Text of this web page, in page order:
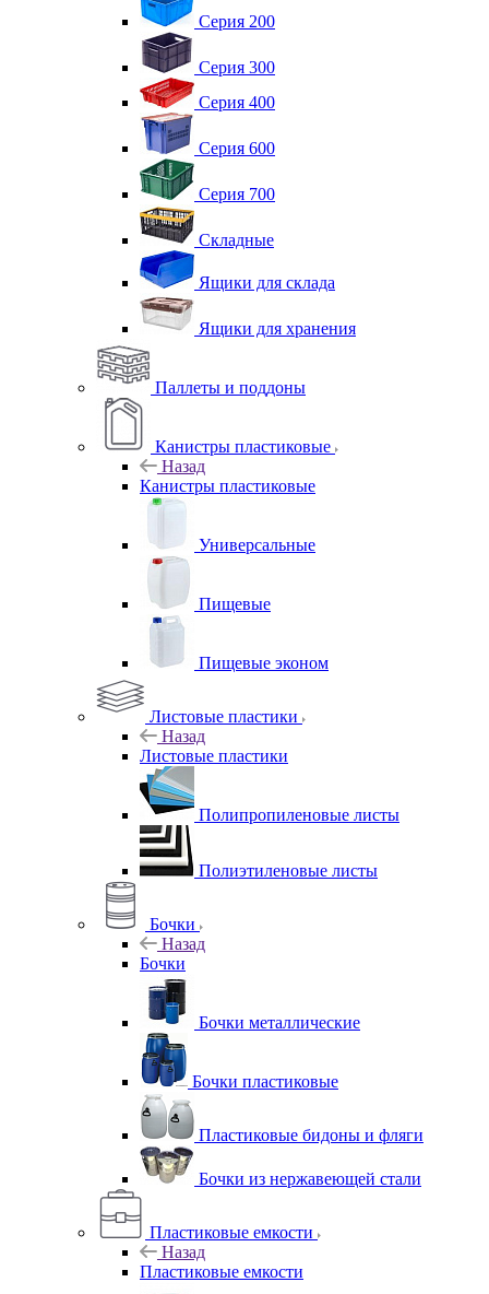
Серия 200
Серия 300
Серия 400
Серия 600
Серия 700
Складные
Ящики для склада
Ящики для хранения
Паллеты и поддоны
Канистры пластиковые
Назад
Канистры пластиковые
Универсальные
Пищевые
Пищевые эконом
Листовые пластики
Назад
Листовые пластики
Полипропиленовые листы
Полиэтиленовые листы
Бочки
Назад
Бочки
Бочки металлические
Бочки пластиковые
Пластиковые бидоны и фляги
Бочки из нержавеющей стали
Пластиковые емкости
Назад
Пластиковые емкости